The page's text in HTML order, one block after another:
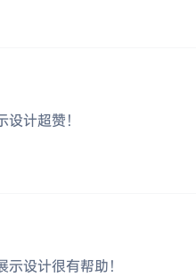
计超赞！
设计很有帮助！